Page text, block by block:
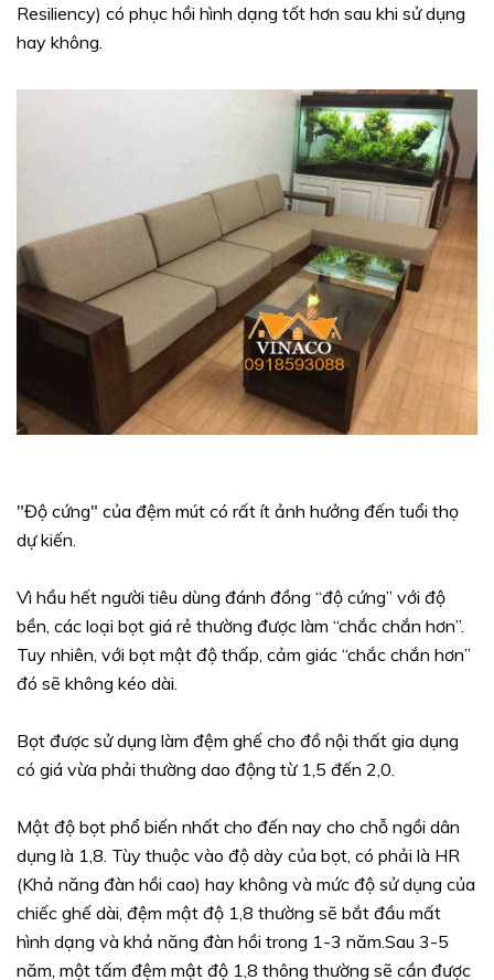
Resiliency) có phục hồi hình dạng tốt hơn sau khi sử dụng
hay không.
"Độ cứng" của đệm mút có rất ít ảnh hưởng đến tuổi thọ
dự kiến.
Vì hầu hết người tiêu dùng đánh đồng “độ cứng” với độ
bền, các loại bọt giá rẻ thường được làm “chắc chắn hơn”.
Tuy nhiên, với bọt mật độ thấp, cảm giác “chắc chắn hơn”
đó sẽ không kéo dài.
Bọt được sử dụng làm đệm ghế cho đồ nội thất gia dụng
có giá vừa phải thường dao động từ 1,5 đến 2,0.
Mật độ bọt phổ biến nhất cho đến nay cho chỗ ngồi dân
dụng là 1,8. Tùy thuộc vào độ dày của bọt, có phải là HR
(Khả năng đàn hồi cao) hay không và mức độ sử dụng của
chiếc ghế dài, đệm mật độ 1,8 thường sẽ bắt đầu mất
hình dạng và khả năng đàn hồi trong 1-3 năm.Sau 3-5
năm, một tấm đệm mật độ 1,8 thông thường sẽ cần được